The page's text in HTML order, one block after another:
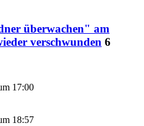
überwachen" am
verschwunden 6
17:00
18:57